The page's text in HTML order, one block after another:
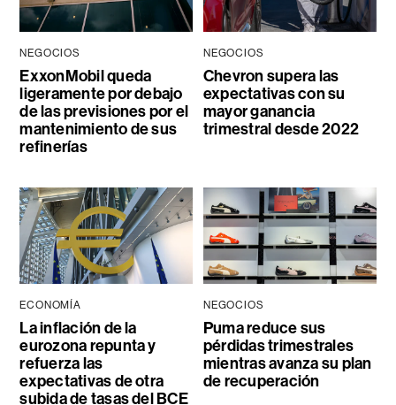
NEGOCIOS
ExxonMobil queda
ligeramente por debajo
de las previsiones por el
mantenimiento de sus
refinerías
NEGOCIOS
Chevron supera las
expectativas con su
mayor ganancia
trimestral desde 2022
ECONOMÍA
La inflación de la
eurozona repunta y
refuerza las
expectativas de otra
subida de tasas del BCE
NEGOCIOS
Puma reduce sus
pérdidas trimestrales
mientras avanza su plan
de recuperación